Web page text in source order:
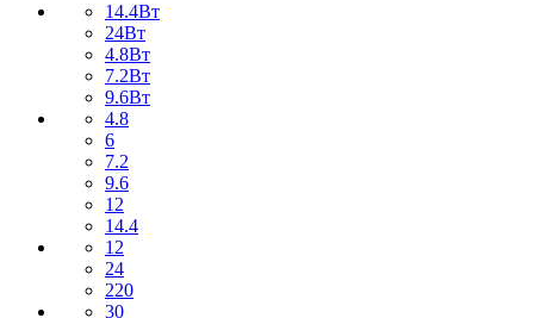
14.4Вт
24Вт
4.8Вт
7.2Вт
9.6Вт
4.8
6
7.2
9.6
12
14.4
12
24
220
30